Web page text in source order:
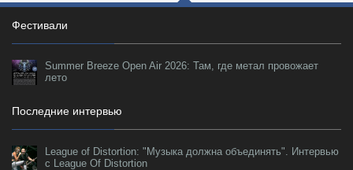
Фестивали
Summer Breeze Open Air 2026: Там, где метал провожает
лето
Последние интервью
League of Distortion: "Музыка должна объединять". Интервью
с League Of Distortion